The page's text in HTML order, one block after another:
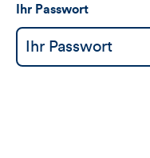
Ihr Passwort